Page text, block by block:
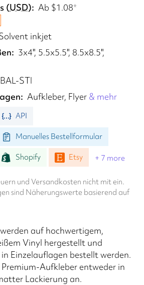
(USD) Ab $1.08*
inkjet
3x4", 5.5x5.5", 8.5x8.5",
STI
Aufkleber, Flyer & mehr
API
Manuelles Bestellformular
Shopify Etsy + 7 more
und Versandkosten nicht mit ein.
sind Näherungswerte basierend auf
auf hochwertigem,
Vinyl hergestellt und
Einzelauflagen bestellt werden.
Aufkleber entweder in
Lackierung an.